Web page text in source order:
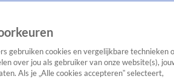
gebruiken cookies en vergelijkbare technieken
over jou als gebruiker van onze website(s),
Als je „Alle cookies accepteren” selecteert,